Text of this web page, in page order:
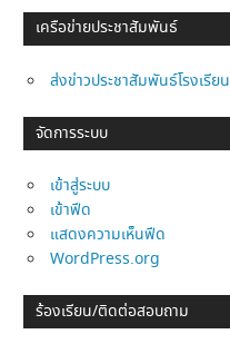
เครือข่ายประชาสัมพันธ์
ส่งข่าวประชาสัมพันธ์โรงเรียน
จัดการระบบ
เข้าสู่ระบบ
เข้าฟีด
แสดงความเห็นฟีด
WordPress.org
ร้องเรียน/ติดต่อสอบถาม